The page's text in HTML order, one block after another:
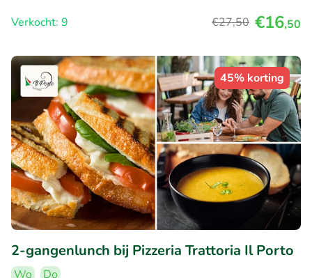
Verkocht: 9
€27,50 €16,50
45% korting
2-gangenlunch bij Pizzeria Trattoria Il Porto
Wo
Do